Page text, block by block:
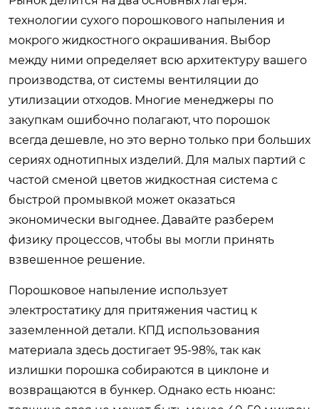
технологии сухого порошкового напыления и
мокрого жидкостного окрашивания. Выбор
между ними определяет всю архитектуру вашего
производства, от системы вентиляции до
утилизации отходов. Многие менеджеры по
закупкам ошибочно полагают, что порошок
всегда дешевле, но это верно только при больших
сериях однотипных изделий. Для малых партий с
частой сменой цветов жидкостная система с
быстрой промывкой может оказаться
экономически выгоднее. Давайте разберем
физику процессов, чтобы вы могли принять
взвешенное решение.
Порошковое напыление использует
электростатику для притяжения частиц к
заземленной детали. КПД использования
материала здесь достигает 95-98%, так как
излишки порошка собираются в циклоне и
возвращаются в бункер. Однако есть нюанс: